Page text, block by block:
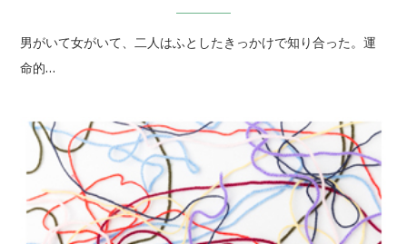
男がいて女がいて、二人はふとしたきっかけで知り合った。運
命的…